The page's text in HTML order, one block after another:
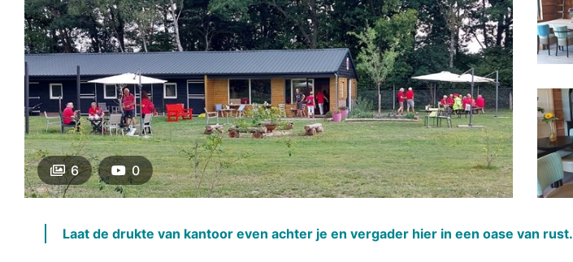
6 0
Laat de drukte van kantoor even achter je en vergader hier in een oase van rust.